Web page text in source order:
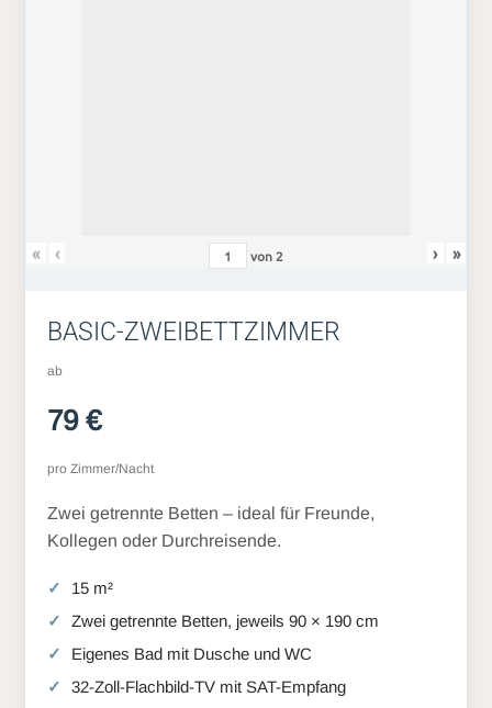
« ‹ von 2 › »
BASIC-ZWEIBETTZIMMER
ab
79 €
pro Zimmer/Nacht
Zwei getrennte Betten – ideal für Freunde,
Kollegen oder Durchreisende.
15 m²
Zwei getrennte Betten, jeweils 90 × 190 cm
Eigenes Bad mit Dusche und WC
32-Zoll-Flachbild-TV mit SAT-Empfang